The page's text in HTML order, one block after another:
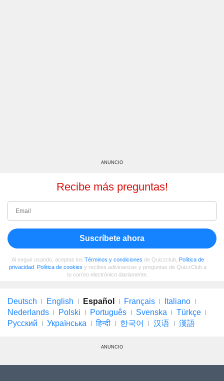
ANUNCIO
Recibe más preguntas!
Suscríbete ahora
Al seguir usando, aceptas los Términos y condiciones de Quizzclub, Política de
privacidad, Política de cookies y recibes adivinanzas y preguntas de QuizzClub a
tu correo electrónico diariamente.
Deutsch English Español Français
Italiano
Nederlands
Polski Português Svenska
Türkçe
Русский
Українська हिन्दी 한국어 汉语 漢語
ANUNCIO